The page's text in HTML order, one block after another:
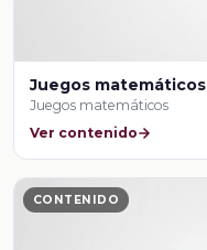
Juegos matemáticos
Juegos matemáticos
Ver contenido
CONTENIDO